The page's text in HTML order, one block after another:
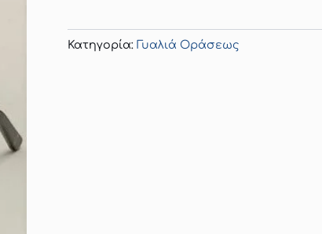
Κατηγορία: Γυαλιά Οράσεως